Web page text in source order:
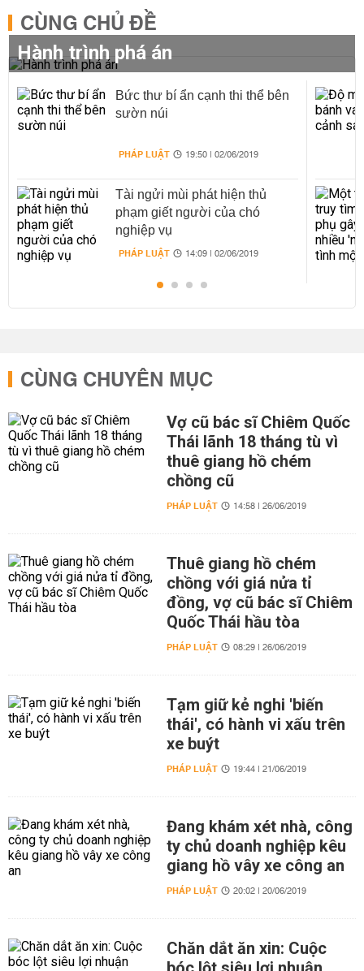
CÙNG CHỦ ĐỀ
Hành trình phá án
Bức thư bí ẩn cạnh thi thể bên
sườn núi
PHÁP LUẬT 19:50 | 02/06/2019
Tài ngửi mùi phát hiện thủ
phạm giết người của chó
nghiệp vụ
PHÁP LUẬT 14:09 | 02/06/2019
CÙNG CHUYÊN MỤC
Vợ cũ bác sĩ Chiêm Quốc
Thái lãnh 18 tháng tù vì
thuê giang hồ chém
chồng cũ
PHÁP LUẬT 14:58 | 26/06/2019
Thuê giang hồ chém
chồng với giá nửa tỉ
đồng, vợ cũ bác sĩ Chiêm
Quốc Thái hầu tòa
PHÁP LUẬT 08:29 | 26/06/2019
Tạm giữ kẻ nghi 'biến
thái', có hành vi xấu trên
xe buýt
PHÁP LUẬT 19:44 | 21/06/2019
Đang khám xét nhà, công
ty chủ doanh nghiệp kêu
giang hồ vây xe công an
PHÁP LUẬT 20:02 | 20/06/2019
Chăn dắt ăn xin: Cuộc